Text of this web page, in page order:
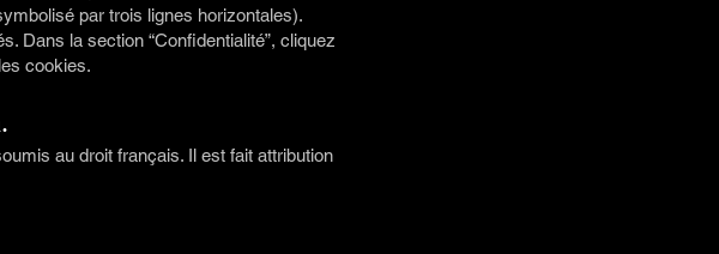
par trois lignes horizontales).
Dans la section “Confidentialité”, cliquez
cookies.
au droit français. Il est fait attribution